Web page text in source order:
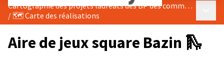
Cartographie des projets lauréats des BP des communes du Grand Nancy
/ 🗺️ Carte des réalisations
Aire de jeux square Bazin 🛝